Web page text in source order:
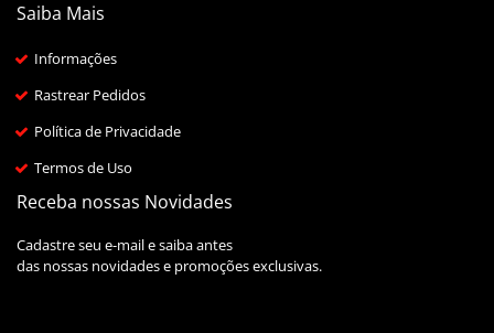
Saiba Mais
Informações
Rastrear Pedidos
Política de Privacidade
Termos de Uso
Receba nossas Novidades
Cadastre seu e-mail e saiba antes
das nossas novidades e promoções exclusivas.